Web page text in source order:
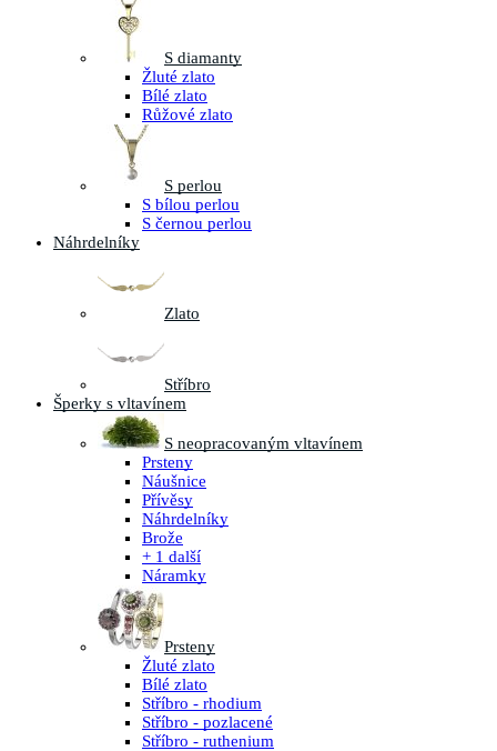
S diamanty
Žluté zlato
Bílé zlato
Růžové zlato
S perlou
S bílou perlou
S černou perlou
Náhrdelníky
Zlato
Stříbro
Šperky s vltavínem
S neopracovaným vltavínem
Prsteny
Náušnice
Přívěsy
Náhrdelníky
Brože
+ 1 další
Náramky
Prsteny
Žluté zlato
Bílé zlato
Stříbro - rhodium
Stříbro - pozlacené
Stříbro - ruthenium